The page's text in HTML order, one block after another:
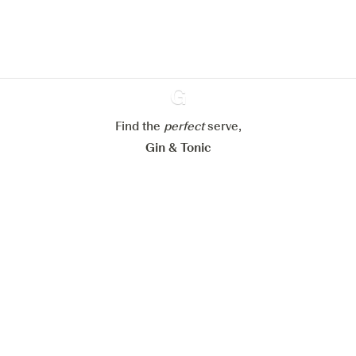
Ginventory
Find the perfectserve,
Gin & Tonic
Paramétrer mes cookies
Refuser tout Accepter tout